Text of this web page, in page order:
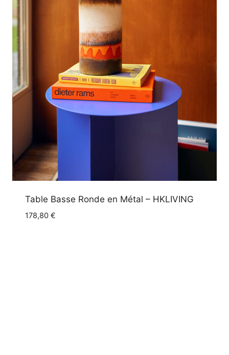
Table Basse Ronde en Métal – HKLIVING
178,80 €